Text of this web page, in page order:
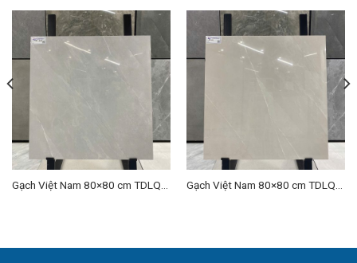
Gạch Việt Nam 80×80 cm TDLQ-
Gạch Việt Nam 80×80 cm TDLQ-